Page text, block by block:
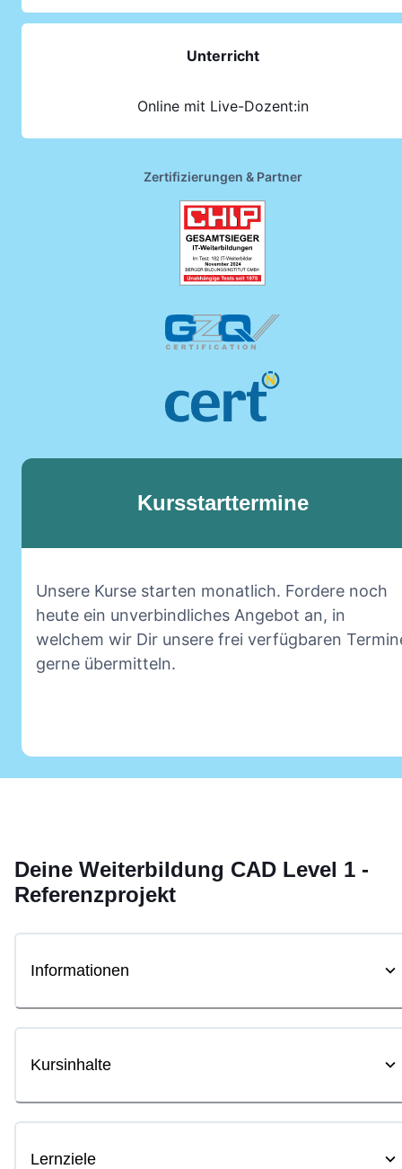
Unterricht
Online mit Live-Dozent:in
Zertifizierungen & Partner
Kursstarttermine
Unsere Kurse starten monatlich. Fordere noch
heute ein unverbindliches Angebot an, in
welchem wir Dir unsere frei verfügbaren
gerne übermitteln.
Deine Weiterbildung CAD Level 1 -
Referenzprojekt
Informationen
Kursinhalte
Lernziele